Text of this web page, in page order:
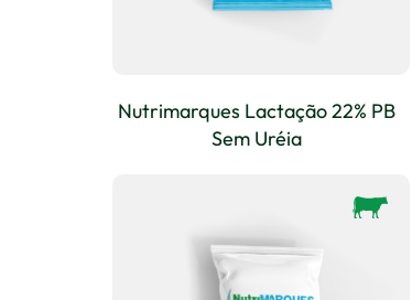
Nutrimarques Lactação 22% PB
Sem Uréia